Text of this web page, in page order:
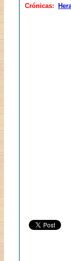
Crónicas: